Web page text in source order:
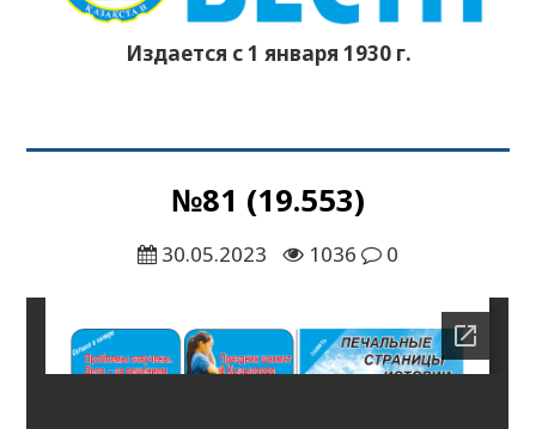
Издается с 1 января 1930 г.
№81 (19.553)
30.05.2023 1036 0